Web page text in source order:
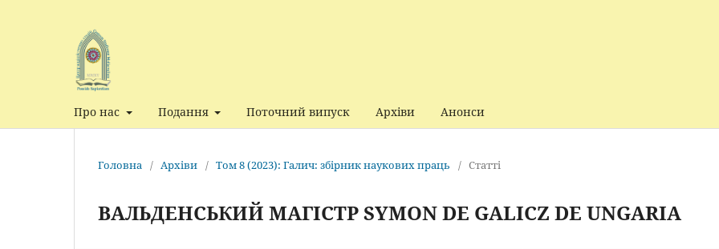
Про нас Подання Поточний випуск Архіви Анонси
Головна / Архіви / Том 8 (2023): Галич: збірник наукових праць / Статті
ВАЛЬДЕНСЬКИЙ МАГІСТР SYMON DE GALICZ DE UNGARIA